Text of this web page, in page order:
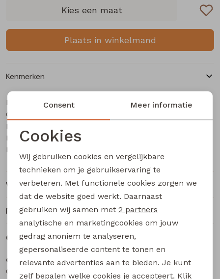
Bermuda's
Kies een maat
Plaats in winkelmand
Kenmerken
Merk
CARS jeans & casuals
Categorie
Leverancierscode
Bestelcode
Kleur
Winkelvoorraad
Ruilen en retourneren
Gerelateerde producten
CARS jeans & casuals
CARS jeans & casuals
Noodzakelijke cookies
Analytische cookies
Marketing cookies
Consent Meer informatie
Cookies
Wij gebruiken cookies en vergelijkbare
technieken om je gebruikservaring te
verbeteren. Met functionele cookies zorgen we
dat de website goed werkt. Daarnaast
gebruiken wij samen met 2 partners
analytische en marketingcookies om jouw
gedrag anoniem te analyseren,
gepersonaliseerde content te tonen en
relevante advertenties aan te bieden. Je kunt
zelf bepalen welke cookies je accepteert. Klik